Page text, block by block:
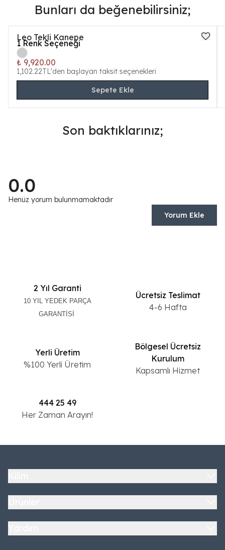
Bunları da beğenebilirsiniz;
Leo Tekli Kanepe
1 Renk Seçeneği
₺ 9,920.00
1,102.22TL'den başlayan taksit seçenekleri
Sepete Ekle
Son baktıklarınız;
0.0
Henüz yorum bulunmamaktadır
Yorum Ekle
2 Yıl Garanti
10 YIL YEDEK PARÇA
GARANTİSİ
Ücretsiz Teslimat
4-6 Hafta
Yerli Üretim
%100 Yerli Üretim
Bölgesel Ücretsiz
Kurulum
Kapsamlı Hizmet
444 25 49
Her Zaman Arayın!